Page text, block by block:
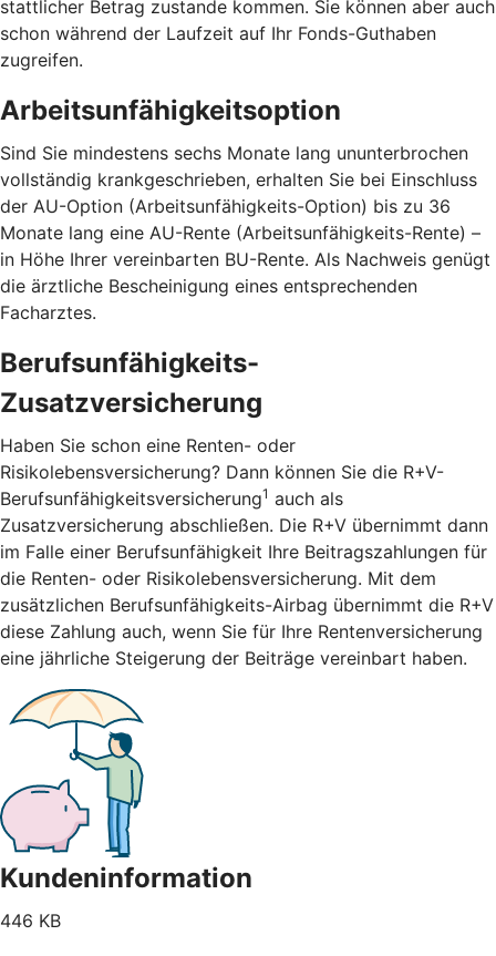
stattlicher Betrag zustande kommen. Sie können aber auch
schon während der Laufzeit auf Ihr Fonds-Guthaben
zugreifen.
Arbeitsunfähigkeitsoption
Sind Sie mindestens sechs Monate lang ununterbrochen
vollständig krankgeschrieben, erhalten Sie bei Einschluss
der AU-Option (Arbeitsunfähigkeits-Option) bis zu 36
Monate lang eine AU-Rente (Arbeitsunfähigkeits-Rente) –
in Höhe Ihrer vereinbarten BU-Rente. Als Nachweis genügt
die ärztliche Bescheinigung eines entsprechenden
Facharztes.
Berufsunfähigkeits-
Zusatzversicherung
Haben Sie schon eine Renten- oder
Risikolebensversicherung? Dann können Sie die R+V-
Berufsunfähigkeitsversicherung1 auch als
Zusatzversicherung abschließen. Die R+V übernimmt dann
im Falle einer Berufsunfähigkeit Ihre Beitragszahlungen für
die Renten- oder Risikolebensversicherung. Mit dem
zusätzlichen Berufsunfähigkeits-Airbag übernimmt die R+V
diese Zahlung auch, wenn Sie für Ihre Rentenversicherung
eine jährliche Steigerung der Beiträge vereinbart haben.
Kundeninformation
446 KB